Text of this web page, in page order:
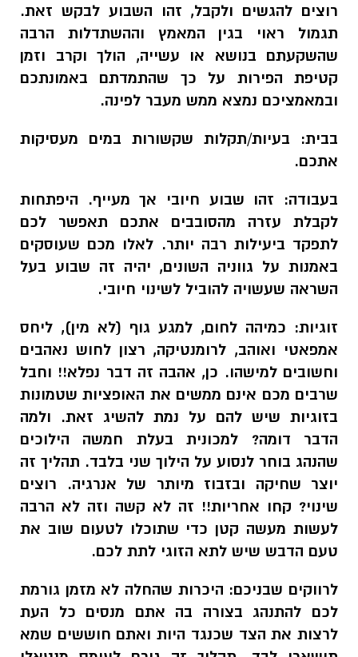
רוצים להגשים ולקבל, זהו השבוע לבקש זאת.
תגמול ראוי בגין המאמץ וההשתדלות הרבה
שהשקעתם בנושא או עשייה, הולך וקרב וזמן
קטיפת הפירות על כך שהתמדתם באמונתכם
ובמאמציכם נמצא ממש מעבר לפינה.
בבית: בעיות/תקלות שקשורות במים מעסיקות
אתכם.
בעבודה: זהו שבוע חיובי אך מעייף. היפתחות
לקבלת עזרה מהסובבים אתכם תאפשר לכם
לתפקד ביעילות רבה יותר. לאלו מכם שעוסקים
באמנות על גווניה השונים, יהיה זה שבוע בעל
השראה שעשויה להוביל לשינוי חיובי.
זוגיות: כמיהה לחום, למגע גוף (לא מין), ליחס
אמפאטי ואוהב, לרומנטיקה, רצון לחוש נאהבים
וחשובים למישהו. כן, אהבה זה דבר נפלא!! וחבל
שרבים מכם אינם ממשים את האופציות שטמונות
בזוגיות שיש להם על נמת להשיג זאת. ולמה
הדבר דומה? למכונית בעלת חמשה הילוכים
שהנהג בוחר לנסוע על הילוך שני בלבד. תהליך זה
יוצר שחיקה ובזבוז מיותר של אנרגיה. רוצים
שינוי? קחו אחריות!! זה לא קשה וזה לא הרבה
לעשות מעשה קטן כדי שתוכלו לטעום שוב את
טעם הדבש שיש לתא הזוגי לתת לכם.
לרווקים שבניכם: היכרות שהחלה לא מזמן גורמת
לכם להתנהג בצורה בה אתם מנסים כל העת
לרצות את הצד שכנגד היות ואתם חוששים שמא